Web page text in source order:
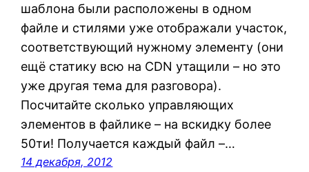
шаблона были расположены в одном
файле и стилями уже отображали участок,
соответствующий нужному элементу (они
ещё статику всю на CDN утащили – но это
уже другая тема для разговора).
Посчитайте сколько управляющих
элементов в файлике – на вскидку более
50ти! Получается каждый файл –…
14 декабря, 2012